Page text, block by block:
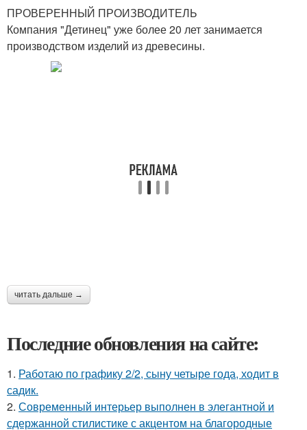
ПРОВЕРЕННЫЙ ПРОИЗВОДИТЕЛЬ
Компания "Детинец" уже более 20 лет занимается
производством изделий из древесины.
читать дальше →
Последние обновления на сайте:
1. Работаю по графику 2/2, сыну четыре года, ходит в
садик.
2. Современный интерьер выполнен в элегантной и
сдержанной стилистике с акцентом на благородные